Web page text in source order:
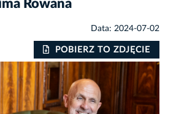
Rowana
Data: 2024-07-02
POBIERZ TO ZDJĘCIE